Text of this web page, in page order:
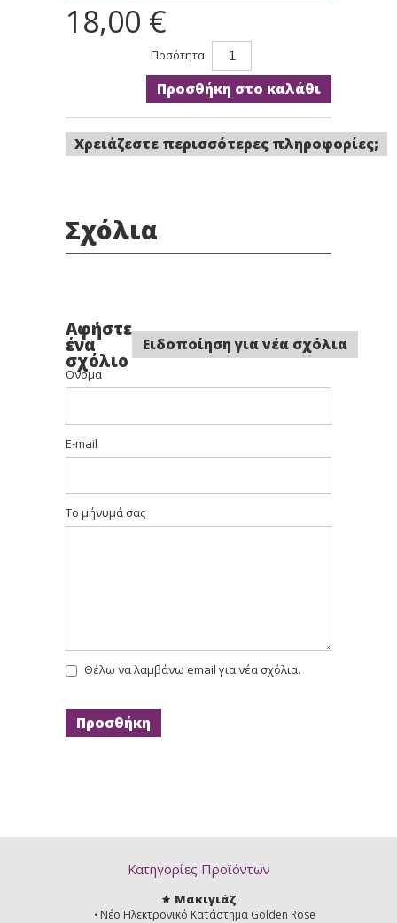
18,00 €
Ποσότητα
Προσθήκη στο καλάθι
Χρειάζεστε περισσότερες πληροφορίες;
Σχόλια
Αφήστε
ένα
σχόλιο
Ειδοποίηση για νέα σχόλια
Όνομα
E-mail
Το μήνυμά σας
Θέλω να λαμβάνω email για νέα σχόλια.
Κατηγορίες Προϊόντων
Μακιγιάζ
Νέο Ηλεκτρονικό Κατάστημα Golden Rose